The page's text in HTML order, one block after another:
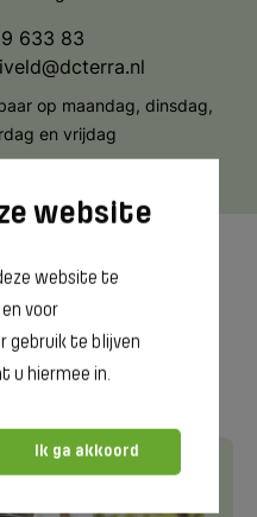
website te
voor
gebruik te blijven
u hiermee in.
Ik ga akkoord
633 83
op maandag, dinsdag,
en vrijdag